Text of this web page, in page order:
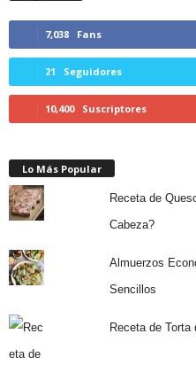
7,038 Fans
21 Seguidores
10,400 Suscriptores
Lo Más Popular
Receta de
Cabeza?
Almuerzos
Sencillos
Receta de